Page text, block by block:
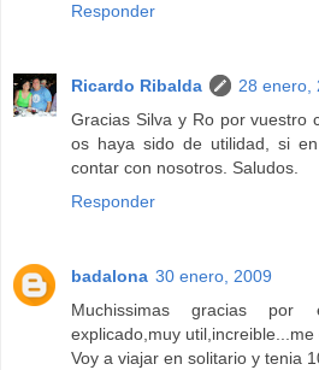
Responder
Ricardo Ribalda
28 enero,
Gracias Silva y Ro por vuestro
os haya sido de utilidad, si
contar con nosotros. Saludos.
Responder
badalona 30 enero, 2009
Muchissimas gracias por
explicado,muy util,increible...me
Voy a viajar en solitario y tenia